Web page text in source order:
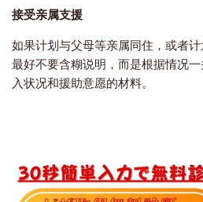
接受亲属支援
如果计划与父母等亲属同住，或者
最好不要含糊说明，而是根据情况
入状况和援助意愿的材料。